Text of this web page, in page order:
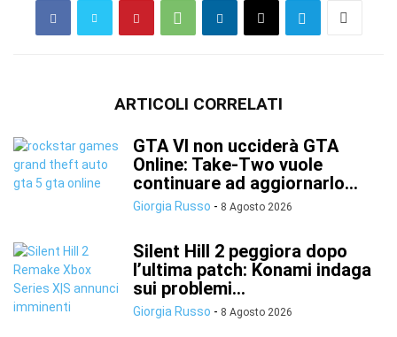
ARTICOLI CORRELATI
GTA VI non ucciderà GTA
Online: Take-Two vuole
continuare ad aggiornarlo...
Giorgia Russo - 8 Agosto 2026
Silent Hill 2 peggiora dopo
l’ultima patch: Konami indaga
sui problemi...
Giorgia Russo - 8 Agosto 2026